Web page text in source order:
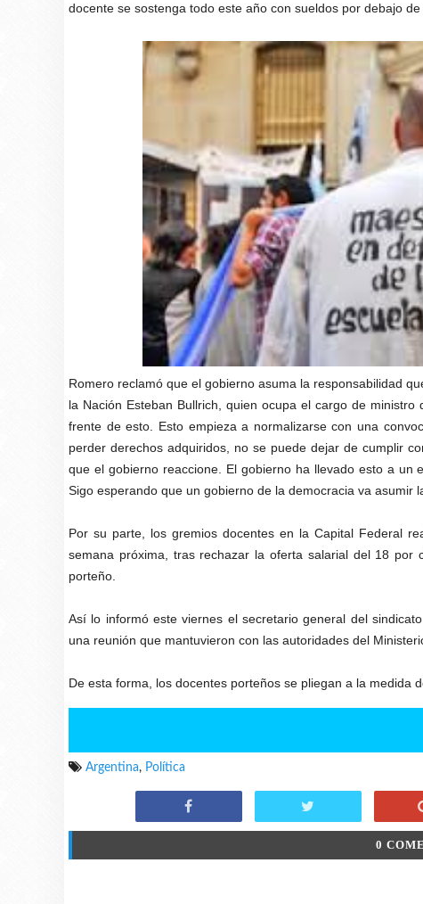
docente se sostenga todo este año con sueldos por debajo de
Romero reclamó que el gobierno asuma la responsabilidad
la Nación Esteban Bullrich, quien ocupa el cargo de
frente de esto. Esto empieza a normalizarse con una
perder derechos adquiridos, no se puede dejar de cumplir
que el gobierno reaccione. El gobierno ha llevado esto a un
Sigo esperando que un gobierno de la democracia va asumir
Por su parte, los gremios docentes en la Capital Federal
semana próxima, tras rechazar la oferta salarial del 18
porteño.
Así lo informó este viernes el secretario general del
una reunión que mantuvieron con las autoridades del
De esta forma, los docentes porteños se pliegan a la medida
Argentina, Política
0